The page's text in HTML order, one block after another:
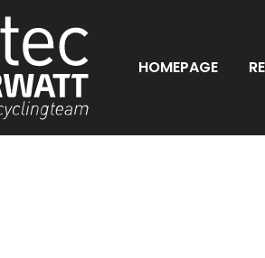
HOMEPAGE